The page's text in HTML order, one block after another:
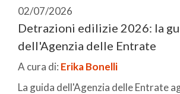
02/07/2026
Detrazioni edilizie 2026: la
dell'Agenzia delle Entrate
A cura di: Erika Bonelli
La guida dell'Agenzia delle Entrate